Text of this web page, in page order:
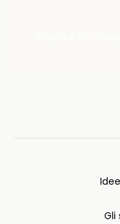
Gli